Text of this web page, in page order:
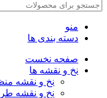
منو
دسته بندی ها
صفحه نخست
نخ و نقشه ها
نخ و نقشه
نخ و نقشه